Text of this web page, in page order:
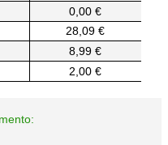
0,00 €
28,09 €
8,99 €
2,00 €